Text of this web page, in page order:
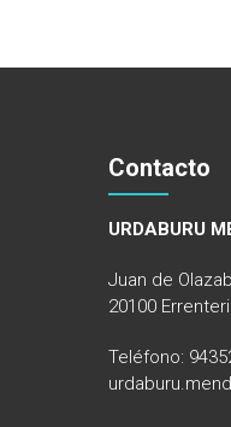
Contacto
URDABURU
Juan de
20100
Teléfono: